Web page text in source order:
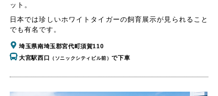
ット。
日本では珍しいホワイトタイガーの飼育展示が見られること
でも有名です。
埼玉県南埼玉郡宮代町須賀110
大宮駅西口
（ソニックシティビル前）で下車